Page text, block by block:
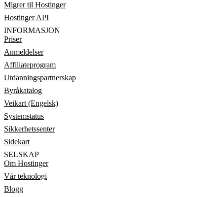
Migrer til Hostinger
Hostinger API
INFORMASJON
Priser
Anmeldelser
Affiliateprogram
Utdanningspartnerskap
Byråkatalog
Veikart (Engelsk)
Systemstatus
Sikkerhetssenter
Sidekart
SELSKAP
Om Hostinger
Vår teknologi
Blogg